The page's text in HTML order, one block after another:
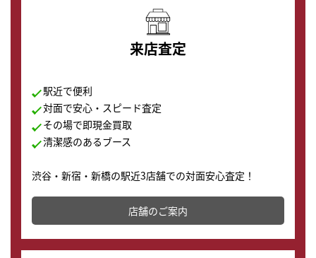
来店査定
駅近で便利
対面で安心・スピード査定
その場で即現金買取
清潔感のあるブース
渋谷・新宿・新橋の駅近3店舗での対面安心査定！
その場で現金買取致します。渋谷本店では、時計販売の
店舗を併設しており、下取りに出してお得に新しい時計
の購入もできます♪
店舗のご案内